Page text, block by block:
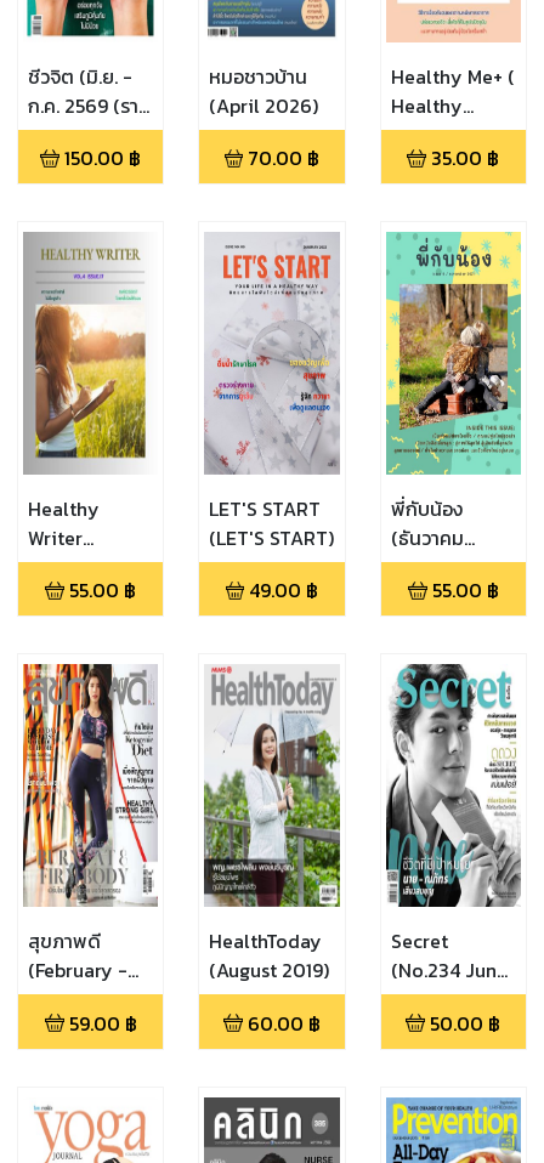
ชีวจิต (มิ.ย. -
ก.ค. 2569 (ราย
2 เดือน))
150.00 ฿
หมอชาวบ้าน
(April 2026)
70.00 ฿
Healthy Me+ (
Healthy
Me+Vol.6
Issue 48)
35.00 ฿
Healthy
Writer
(นิตยสาร
Healthy
Writer Vol 4
55.00 ฿
LET'S START
(LET'S START)
49.00 ฿
พี่กับน้อง
(ธันวาคม
2564)
55.00 ฿
สุขภาพดี
(February -
April 2020)
59.00 ฿
HealthToday
(August 2019)
60.00 ฿
Secret
(No.234 June
2018)
50.00 ฿